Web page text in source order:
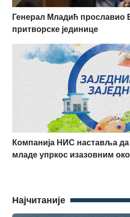
Генерал Младић прославио
притворске јединице
Компанија НИС наставља
младе упркос изазовним
Најчитаније